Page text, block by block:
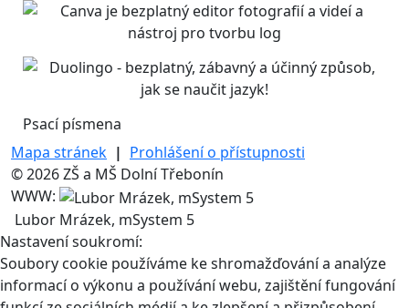
Psací písmena
Mapa stránek | Prohlášení o přístupnosti
© 2026 ZŠ a MŠ Dolní Třebonín
WWW:
Lubor Mrázek, mSystem 5
Nastavení soukromí:
Soubory cookie používáme ke shromažďování a analýze
informací o výkonu a používání webu, zajištění fungování